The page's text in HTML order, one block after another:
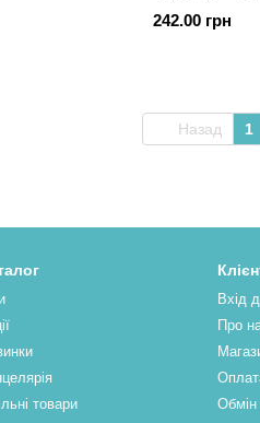
242.00 грн
Назад 1
товари
Вхід
Про
Обмін